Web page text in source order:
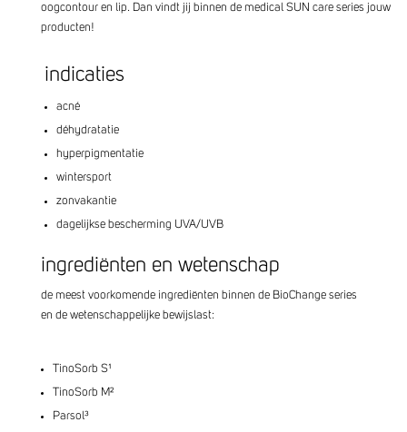
oogcontour en lip. Dan vindt jij binnen de medical SUN care series jouw
producten!
indicaties
acné
déhydratatie
hyperpigmentatie
wintersport
zonvakantie
dagelijkse bescherming UVA/UVB
ingrediënten en wetenschap
de meest voorkomende ingrediënten binnen de BioChange series
en de wetenschappelijke bewijslast:
TinoSorb S¹
TinoSorb M²
Parsol³